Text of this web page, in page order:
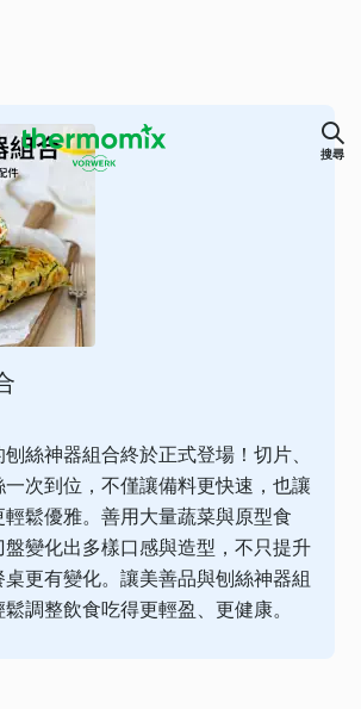
搜尋
絲神器組合終於正式登場！切片、
次到位，不僅讓備料更快速，也讓
鬆優雅。善用大量蔬菜與原型食
變化出多樣口感與造型，不只提升
更有變化。讓美善品與刨絲神器組
調整飲食吃得更輕盈、更健康。